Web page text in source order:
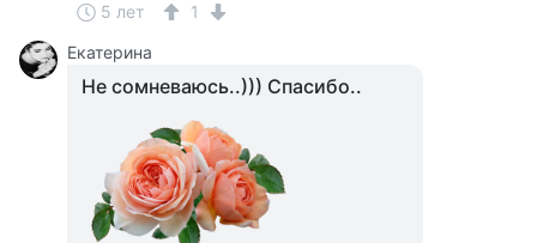
5 лет
1
Екатерина
Не сомневаюсь..))) Спасибо..